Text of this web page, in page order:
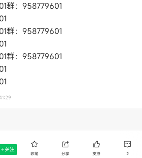
关注
收藏 分享 支持 2
群：958779601
群：958779601
群：958779601